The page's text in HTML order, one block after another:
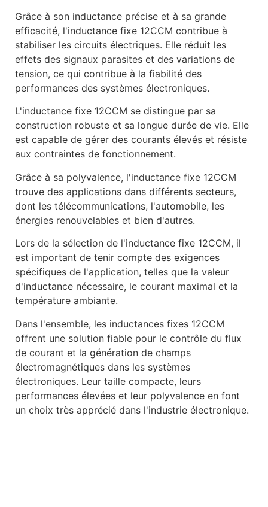
Grâce à son inductance précise et à sa grande
efficacité, l'inductance fixe 12CCM contribue à
stabiliser les circuits électriques. Elle réduit les
effets des signaux parasites et des variations de
tension, ce qui contribue à la fiabilité des
performances des systèmes électroniques.
L'inductance fixe 12CCM se distingue par sa
construction robuste et sa longue durée de vie. Elle
est capable de gérer des courants élevés et résiste
aux contraintes de fonctionnement.
Grâce à sa polyvalence, l'inductance fixe 12CCM
trouve des applications dans différents secteurs,
dont les télécommunications, l'automobile, les
énergies renouvelables et bien d'autres.
Lors de la sélection de l'inductance fixe 12CCM, il
est important de tenir compte des exigences
spécifiques de l'application, telles que la valeur
d'inductance nécessaire, le courant maximal et la
température ambiante.
Dans l'ensemble, les inductances fixes 12CCM
offrent une solution fiable pour le contrôle du flux
de courant et la génération de champs
électromagnétiques dans les systèmes
électroniques. Leur taille compacte, leurs
performances élevées et leur polyvalence en font
un choix très apprécié dans l'industrie électronique.